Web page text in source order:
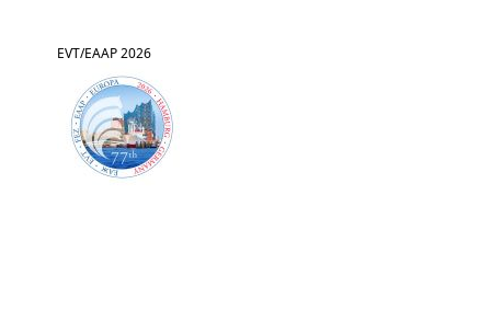
EVT/EAAP 2026